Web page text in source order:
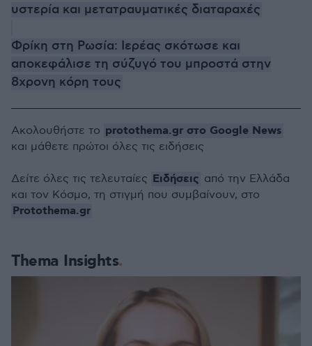
υστερία και μετατραυματικές διαταραχές
Φρίκη στη Ρωσία: Ιερέας σκότωσε και
αποκεφάλισε τη σύζυγό του μπροστά στην
8χρονη κόρη τους
Thema Insights
Ακολουθήστε το protothema.gr στο Google News
και μάθετε πρώτοι όλες τις ειδήσεις
Δείτε όλες τις τελευταίες Ειδήσεις από την Ελλάδα
και τον Κόσμο, τη στιγμή που συμβαίνουν, στο
Protothema.gr